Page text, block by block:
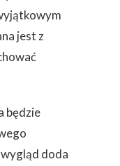
jest z
będzie
doda